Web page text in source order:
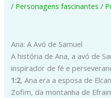
/ Personagens fascinantes /
Ana: A Avó de Samuel
A história de Ana, a avó de
inspirador de fé e
1:2, Ana era a esposa de
Zofim, da montanha de